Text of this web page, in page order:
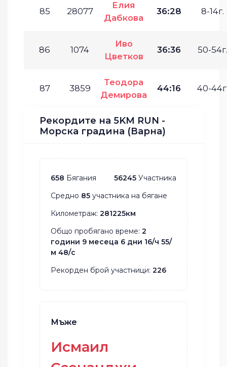
85 28077
Елия
Дабкова
36:28 8-14г.
86 1074
Иво
Цветков
36:36 50-54г.
87 3859
Теодора
Демирова
44:16 40-
Рекордите на 5KM RUN -
Морска градина (Варна)
658 Бягания 56245 Участника
Средно 85 участника на бягане
Километраж: 281225км
Общо пробягано време: 2
години 9 месеца 6 дни 16/ч 55/
м 48/с
Рекорден брой участници: 226
Мъже
Исмаил